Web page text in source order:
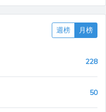
週榜 月榜
228
50